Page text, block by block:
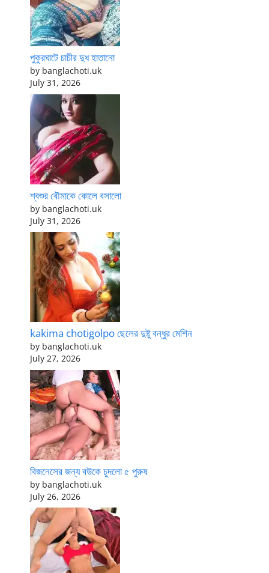
পুকুরঘাটে চাচীর দুধ হাতানো
by banglachoti.uk
July 31, 2026
শ্বশুর বৌমাকে কোলে বসালো
by banglachoti.uk
July 31, 2026
kakima chotigolpo ছেলের দুষ্টু বন্ধুর মেশিন
by banglachoti.uk
July 27, 2026
বিজনেসের জন্য বউকে চুদলো ৫ পুরুষ
by banglachoti.uk
July 26, 2026